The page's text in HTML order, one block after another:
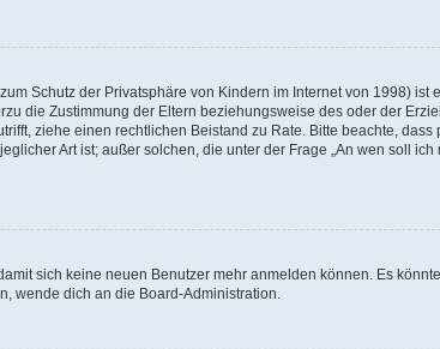
Schutz der Privatsphäre von Kindern im Internet von 1998) ist
die Zustimmung der Eltern beziehungsweise des oder der
ziehe einen rechtlichen Beistand zu Rate. Bitte beachte,
Art ist; außer solchen, die unter der Frage „An wen soll
sich keine neuen Benutzer mehr anmelden können. Es
wende dich an die Board-Administration.